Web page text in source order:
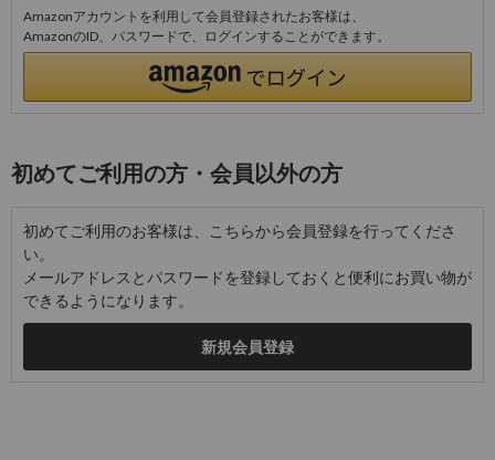
Amazonアカウントを利用して会員登録されたお客様は、
AmazonのID、パスワードで、ログインすることができます。
初めてご利用の方・会員以外の方
初めてご利用のお客様は、こちらから会員登録を行ってくださ
い。
メールアドレスとパスワードを登録しておくと便利にお買い物が
できるようになります。